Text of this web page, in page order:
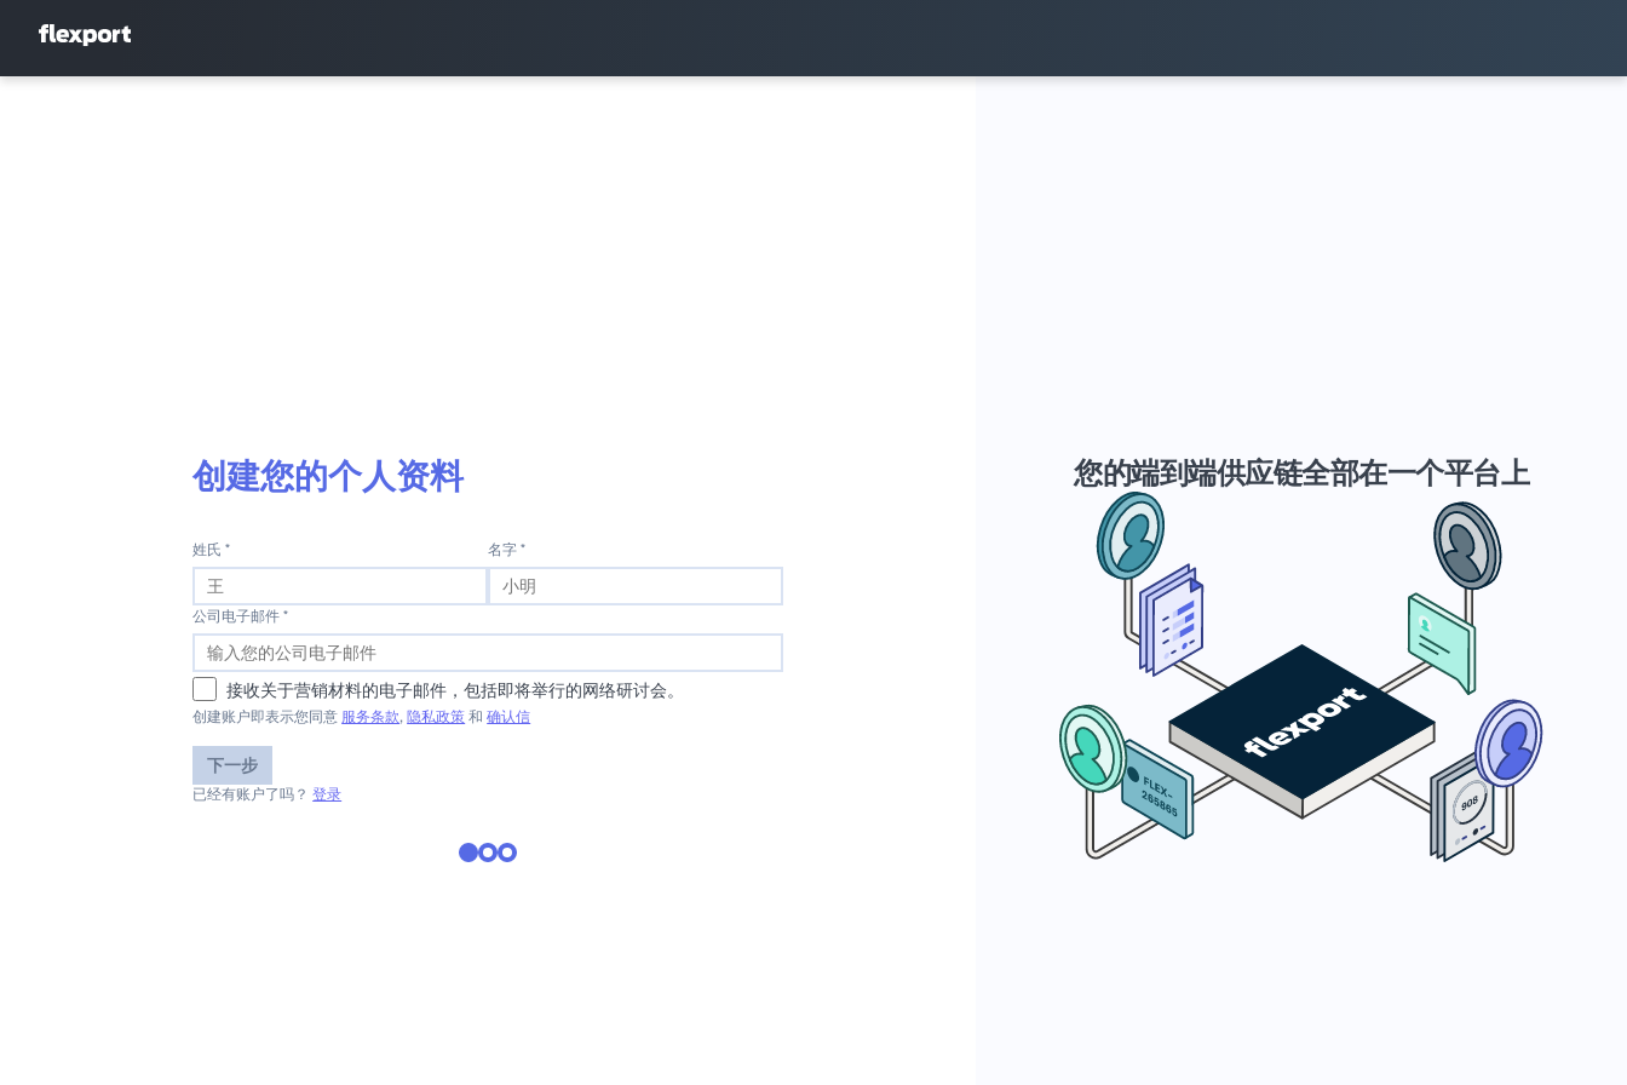
创建您的个人资料
姓氏 * 名字 *
公司电子邮件 *
接收关于营销材料的电子邮件，包括即将举行的网络研讨会。
创建账户即表示您同意 服务条款, 隐私政策 和 确认信
下一步
已经有账户了吗？ 登录
您的端到端供应链全部在一个平台上